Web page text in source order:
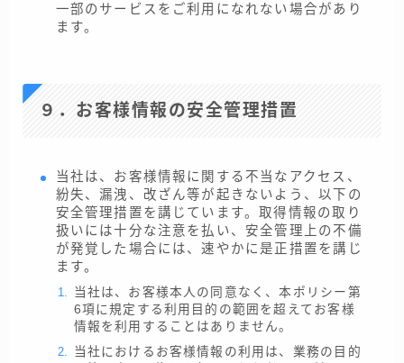
一部のサービスをご利用になれない場合があり
ます。
９．お客様情報の安全管理措置
当社は、お客様情報に関する不当なアクセス、
紛失、漏洩、改ざん等が起きないよう、以下の
安全管理措置を講じています。取得情報の取り
扱いには十分な注意を払い、安全管理上の不備
が発覚した場合には、速やかに是正措置を講じ
ます。
当社は、お客様本人の同意なく、本ポリシー第
6項に規定する利用目的の範囲を超えてお客様
情報を利用することはありません。
当社におけるお客様情報の利用は、業務の目的